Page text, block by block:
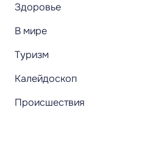
Здоровье
В мире
Туризм
Калейдоскоп
Происшествия